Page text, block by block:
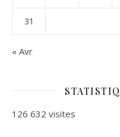
31
« Avr
126 632 visites